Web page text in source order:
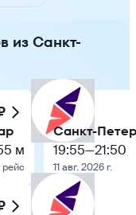
из Санкт-
м
Санкт-
19:55—21:50
11 авг. 2026 г.